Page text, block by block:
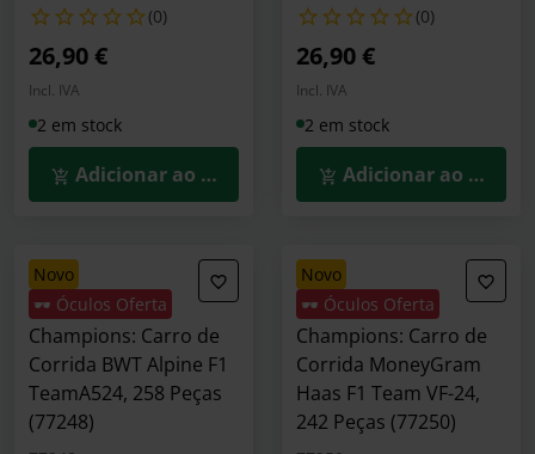
(0)
26,90 €
Incl. IVA
2 em stock
Adicionar ao Carrinho
(0)
26,90 €
Incl. IVA
2 em stock
Adicionar ao
novo
🕶️ Óculos Oferta
LEGO Speed
Champions: Carro de
Corrida BWT Alpine F1
TeamA524, 258 Peças
(77248)
novo
🕶️ Óculos Oferta
LEGO Speed
Champions: Carro de
Corrida MoneyGram
Haas F1 Team VF-24,
242 Peças (77250)